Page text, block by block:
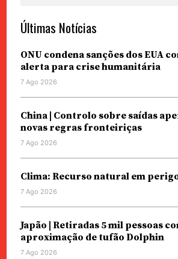
Últimas Notícias
ONU condena sanções dos EUA
alerta para crise humanitária
7 Ago 2026
China | Controlo sobre saídas
novas regras fronteiriças
7 Ago 2026
Clima: Recurso natural em
7 Ago 2026
Japão | Retiradas 5 mil pessoas
aproximação de tufão Dolphin
7 Ago 2026